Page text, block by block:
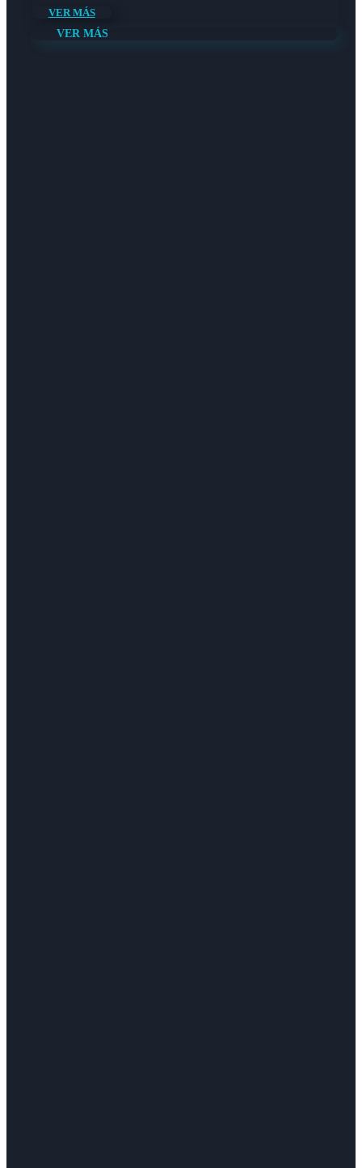
VER MÁS
VER MÁS